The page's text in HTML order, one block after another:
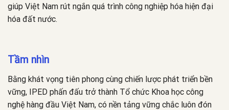
giúp Việt Nam rút ngắn quá trình công nghiệp hóa hiện đại
hóa đất nước.
Tầm nhìn
Bằng khát vọng tiên phong cùng chiến lược phát triển bền
vững, IPED phấn đấu trở thành Tổ chức Khoa học công
nghệ hàng đầu Việt Nam, có nền tảng vững chắc luôn đón